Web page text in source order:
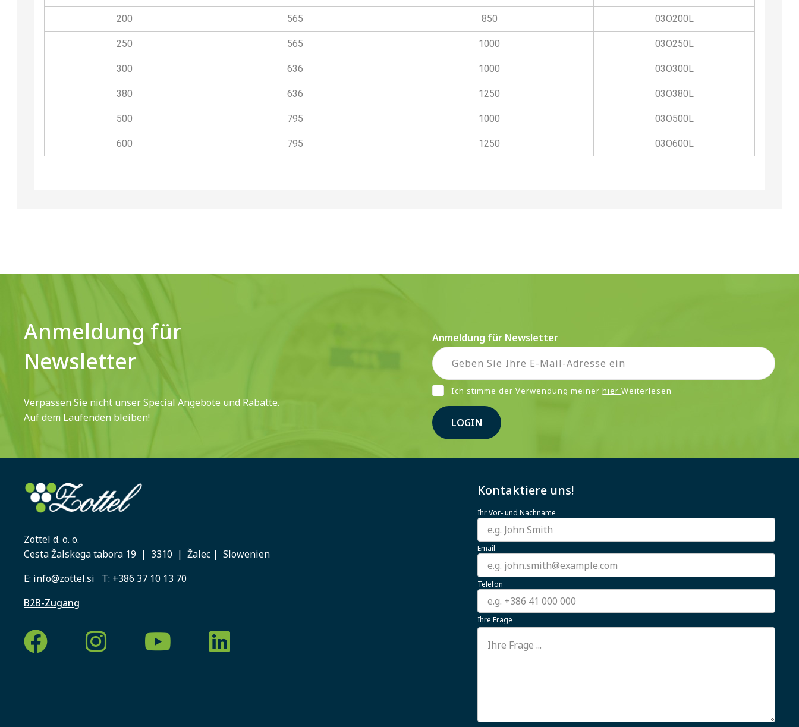
200 565 850 03O200L
250 565 1000 03O250L
300 636 1000 03O300L
380 636 1250 03O380L
500 795 1000 03O500L
600 795 1250 03O600L
Anmeldung für
Newsletter
Verpassen Sie nicht unser Special Angebote und Rabatte.
Auf dem Laufenden bleiben!
Anmeldung für Newsletter
Ich stimme der Verwendung meinerhierWeiterlesen
LOGIN
Zottel d. o. o.
Cesta Žalskega tabora 19 | 3310 | Žalec | Slowenien
E: info@zottel.si T: +386 37 10 13 70
B2B-Zugang
Kontaktiere uns!
Ihr Vor- und Nachname
Email
Telefon
Ihre Frage